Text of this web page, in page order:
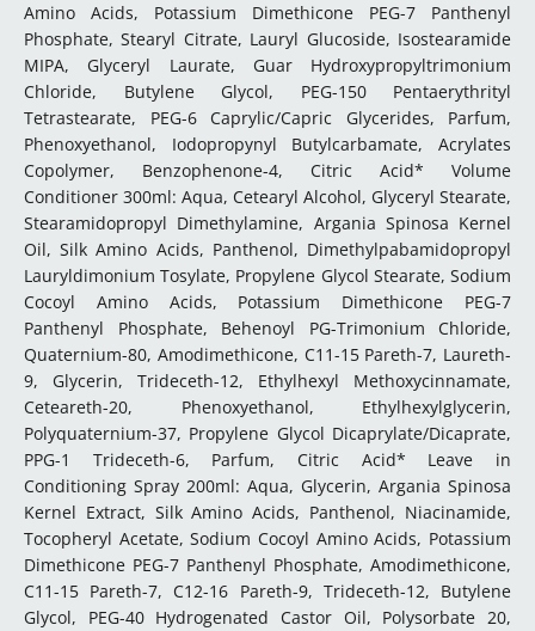
Amino Acids, Potassium Dimethicone PEG-7 Panthenyl
Phosphate, Stearyl Citrate, Lauryl Glucoside, Isostearamide
MIPA, Glyceryl Laurate, Guar Hydroxypropyltrimonium
Chloride, Butylene Glycol, PEG-150 Pentaerythrityl
Tetrastearate, PEG-6 Caprylic/Capric Glycerides, Parfum,
Phenoxyethanol, Iodopropynyl Butylcarbamate, Acrylates
Copolymer, Benzophenone-4, Citric Acid* Volume
Conditioner 300ml: Aqua, Cetearyl Alcohol, Glyceryl Stearate,
Stearamidopropyl Dimethylamine, Argania Spinosa Kernel
Oil, Silk Amino Acids, Panthenol, Dimethylpabamidopropyl
Lauryldimonium Tosylate, Propylene Glycol Stearate, Sodium
Cocoyl Amino Acids, Potassium Dimethicone PEG-7
Panthenyl Phosphate, Behenoyl PG-Trimonium Chloride,
Quaternium-80, Amodimethicone, C11-15 Pareth-7, Laureth-
9, Glycerin, Trideceth-12, Ethylhexyl Methoxycinnamate,
Ceteareth-20, Phenoxyethanol, Ethylhexylglycerin,
Polyquaternium-37, Propylene Glycol Dicaprylate/Dicaprate,
PPG-1 Trideceth-6, Parfum, Citric Acid* Leave in
Conditioning Spray 200ml: Aqua, Glycerin, Argania Spinosa
Kernel Extract, Silk Amino Acids, Panthenol, Niacinamide,
Tocopheryl Acetate, Sodium Cocoyl Amino Acids, Potassium
Dimethicone PEG-7 Panthenyl Phosphate, Amodimethicone,
C11-15 Pareth-7, C12-16 Pareth-9, Trideceth-12, Butylene
Glycol, PEG-40 Hydrogenated Castor Oil, Polysorbate 20,